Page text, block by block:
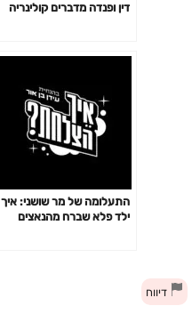
דין ופנדה מדברים קולינריה
התעלומה של מר שושני: איך
ילד פלא שברח מהנאצים
דיווח